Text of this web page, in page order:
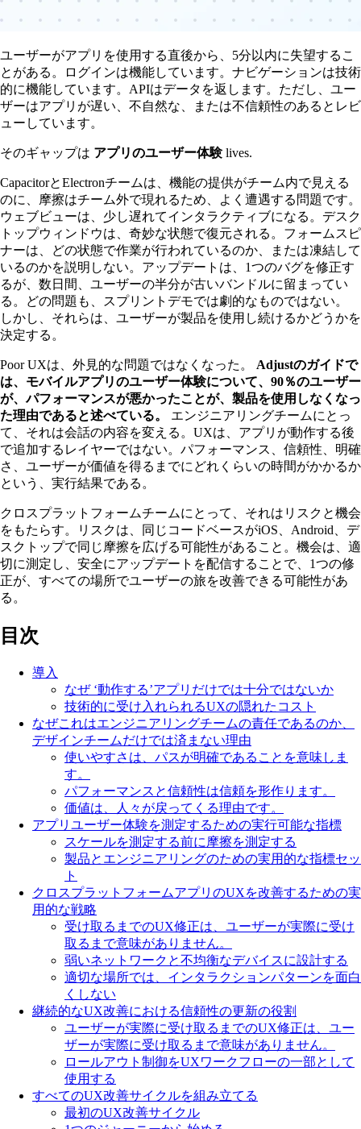
ユーザーがアプリを使用する直後から、5分以内に失望するこ
とがある。ログインは機能しています。ナビゲーションは技術
的に機能しています。APIはデータを返します。ただし、ユー
ザーはアプリが遅い、不自然な、または不信頼性のあるとレビ
ューしています。
そのギャップは アプリのユーザー体験lives.
CapacitorとElectronチームは、機能の提供がチーム内で見える
のに、摩擦はチーム外で現れるため、よく遭遇する問題です。
ウェブビューは、少し遅れてインタラクティブになる。デスク
トップウィンドウは、奇妙な状態で復元される。フォームスピ
ナーは、どの状態で作業が行われているのか、または凍結して
いるのかを説明しない。アップデートは、1つのバグを修正す
るが、数日間、ユーザーの半分が古いバンドルに留まってい
る。どの問題も、スプリントデモでは劇的なものではない。
しかし、それらは、ユーザーが製品を使用し続けるかどうかを
決定する。
Poor UXは、外見的な問題ではなくなった。 Adjustのガイドで
は、モバイルアプリのユーザー体験について、90％のユーザー
が、パフォーマンスが悪かったことが、製品を使用しなくなっ
た理由であると述べている。
エンジニアリングチームにとっ
て、それは会話の内容を変える。UXは、アプリが動作する後
で追加するレイヤーではない。パフォーマンス、信頼性、明確
さ、ユーザーが価値を得るまでにどれくらいの時間がかかるか
という、実行結果である。
クロスプラットフォームチームにとって、それはリスクと機会
をもたらす。リスクは、同じコードベースがiOS、Android、デ
スクトップで同じ摩擦を広げる可能性があること。機会は、適
切に測定し、安全にアップデートを配信することで、1つの修
正が、すべての場所でユーザーの旅を改善できる可能性があ
る。
目次
導入
なぜ ‘動作する’アプリだけでは十分ではないか
技術的に受け入れられるUXの隠れたコスト
なぜこれはエンジニアリングチームの責任であるのか、
デザインチームだけでは済まない理由
使いやすさは、パスが明確であることを意味しま
す。
パフォーマンスと信頼性は信頼を形作ります。
価値は、人々が戻ってくる理由です。
アプリユーザー体験を測定するための実行可能な指標
スケールを測定する前に摩擦を測定する
製品とエンジニアリングのための実用的な指標セッ
ト
クロスプラットフォームアプリのUXを改善するための実
用的な戦略
受け取るまでのUX修正は、ユーザーが実際に受け
取るまで意味がありません。
弱いネットワークと不均衡なデバイスに設計する
適切な場所では、インタラクションパターンを面白
くしない
継続的なUX改善における信頼性の更新の役割
ユーザーが実際に受け取るまでのUX修正は、ユー
ザーが実際に受け取るまで意味がありません。
ロールアウト制御をUXワークフローの一部として
使用する
すべてのUX改善サイクルを組み立てる
最初のUX改善サイクル